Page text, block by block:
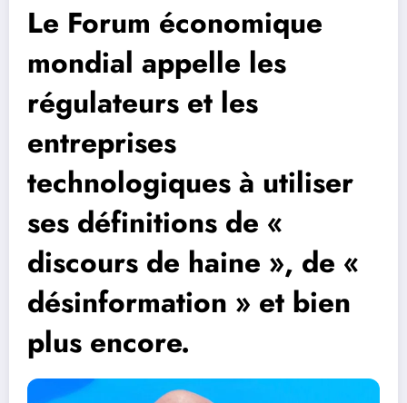
Le Forum économique
mondial appelle les
régulateurs et les
entreprises
technologiques à utiliser
ses définitions de «
discours de haine », de «
désinformation » et bien
plus encore.